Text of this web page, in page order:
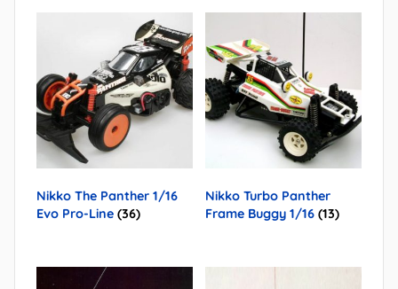
Nikko The Panther 1/16
Evo Pro-Line (36)
Nikko Turbo Panther
Frame Buggy 1/16(13)